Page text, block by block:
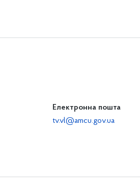
Електронна пошта
tv.vl@amcu.gov.ua